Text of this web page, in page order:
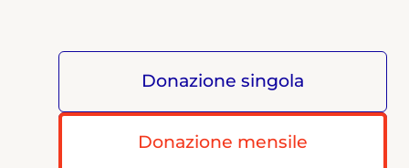
Donazione singola
Donazione mensile